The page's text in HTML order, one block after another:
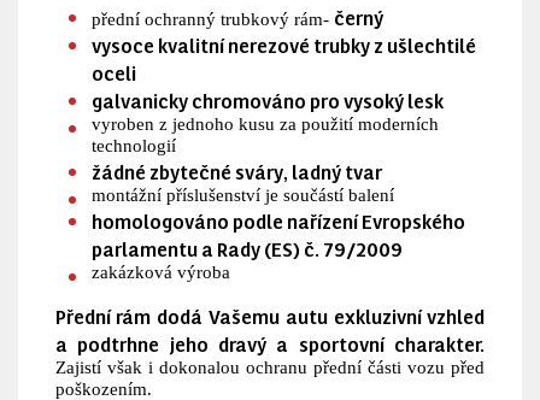
přední ochranný trubkový rám- černý
vysoce kvalitní nerezové trubky z ušlechtilé
oceli
galvanicky chromováno pro vysoký lesk
vyroben z jednoho kusu za použití moderních
technologií
žádné zbytečné sváry, ladný tvar
montážní příslušenství je součástí balení
homologováno podle nařízení Evropského
parlamentu a Rady (ES) č. 79/2009
zakázková výroba
Přední rám dodá Vašemu autu exkluzivní vzhled
a podtrhne jeho dravý a sportovní charakter.
Zajistí však i dokonalou ochranu přední části vozu před
poškozením.